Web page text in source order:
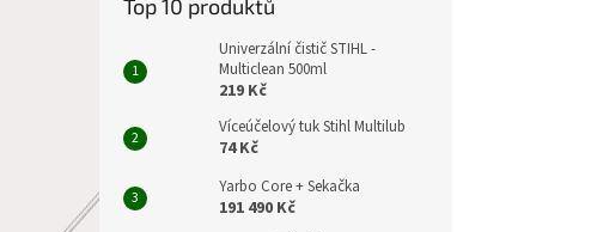
Top 10 produktů
Univerzální čistič STIHL -
Multiclean 500ml
219 Kč
Víceúčelový tuk Stihl Multilub
74 Kč
Yarbo Core + Sekačka
191 490 Kč